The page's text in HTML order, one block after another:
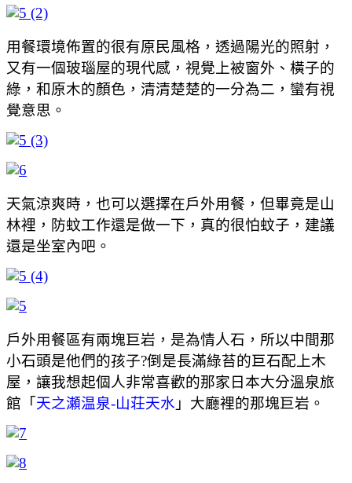
用餐環境佈置的很有原民風格，透過陽光的照射，
又有一個玻瑙屋的現代感，視覺上被窗外、橫子的
綠，和原木的顏色，清清楚楚的一分為二，蠻有視
覺意思。
天氣涼爽時，也可以選擇在戶外用餐，但畢竟是山
林裡，防蚊工作還是做一下，真的很怕蚊子，建議
還是坐室內吧。
戶外用餐區有兩塊巨岩，是為情人石，所以中間那
小石頭是他們的孩子?倒是長滿綠苔的巨石配上木
屋，讓我想起個人非常喜歡的那家日本大分溫泉旅
館「 天之瀬温泉-山荘天水 」大廳裡的那塊巨岩。